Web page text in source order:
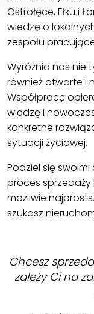
Ostrołęce, Ełku i
wiedzę o
zespołu
Wyróżnia nas nie
również otwarte i
Współpracę
wiedzę i
konkretne
sytuacji życiowej.
Podziel się
proces sprzedaży
możliwie
szukasz
Chcesz
zależy Ci na